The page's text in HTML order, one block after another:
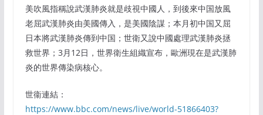
美吹風指稱說武漢肺炎就是歧視中國人，到後來中国放風
老屈武漢肺炎由美國傳入，是美國陰謀；本月初中国又屈
日本將武漢肺炎傳到中国；世衛又說中國處理武漢肺炎拯
救世界；3月12日，世界衛生組織宣布，歐洲現在是武漢肺
炎的世界傳染病核心。
世衞連結：
https://www.bbc.com/news/live/world-51866403?